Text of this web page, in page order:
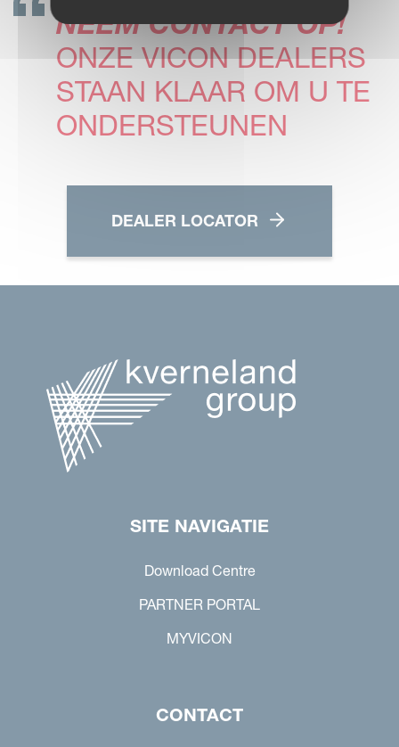
NEEM CONTACT OP!
ONZE VICON DEALERS
STAAN KLAAR OM U TE
ONDERSTEUNEN
DEALER LOCATOR
SITE NAVIGATIE
Download Centre
PARTNER PORTAL
MYVICON
CONTACT